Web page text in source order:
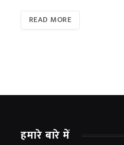
READ MORE
हमारे बारे में